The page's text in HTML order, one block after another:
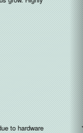
应商
whole process. We